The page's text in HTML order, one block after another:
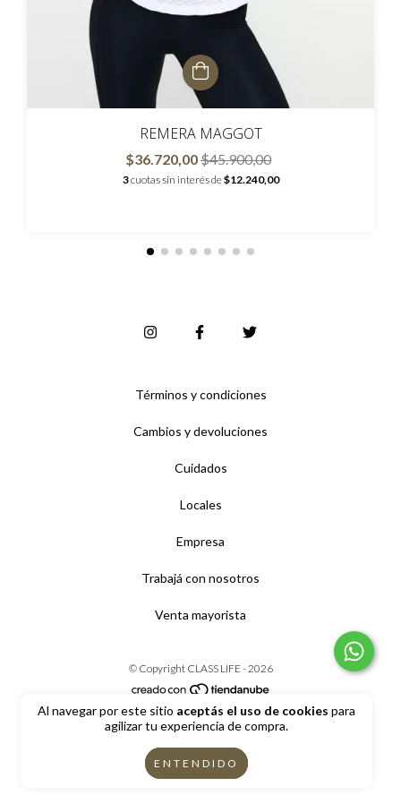
Al navegar por este sitio aceptás el uso de cookies para
agilizar tu experiencia de compra.
ENTENDIDO
REMERA MAGGOT
$36.720,00$45.900,00
3cuotas sin interés de$12.240,00
Términos y condiciones
Cambios y devoluciones
Cuidados
Locales
Empresa
Trabajá con nosotros
Venta mayorista
© Copyright CLASS LIFE - 2026
Todos los derechos reservados.
Defensa de las y los consumidores. Para reclamos